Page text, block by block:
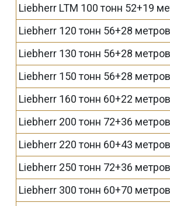
Liebherr LTM 100 тонн 52+19
Liebherr 120 тонн 56+28 метров
Liebherr 130 тонн 56+28 метров
Liebherr 150 тонн 56+28 метров
Liebherr 160 тонн 60+22 метров
Liebherr 200 тонн 72+36 метров
Liebherr 220 тонн 60+43 метров
Liebherr 250 тонн 72+36 метров
Liebherr 300 тонн 60+70 метров